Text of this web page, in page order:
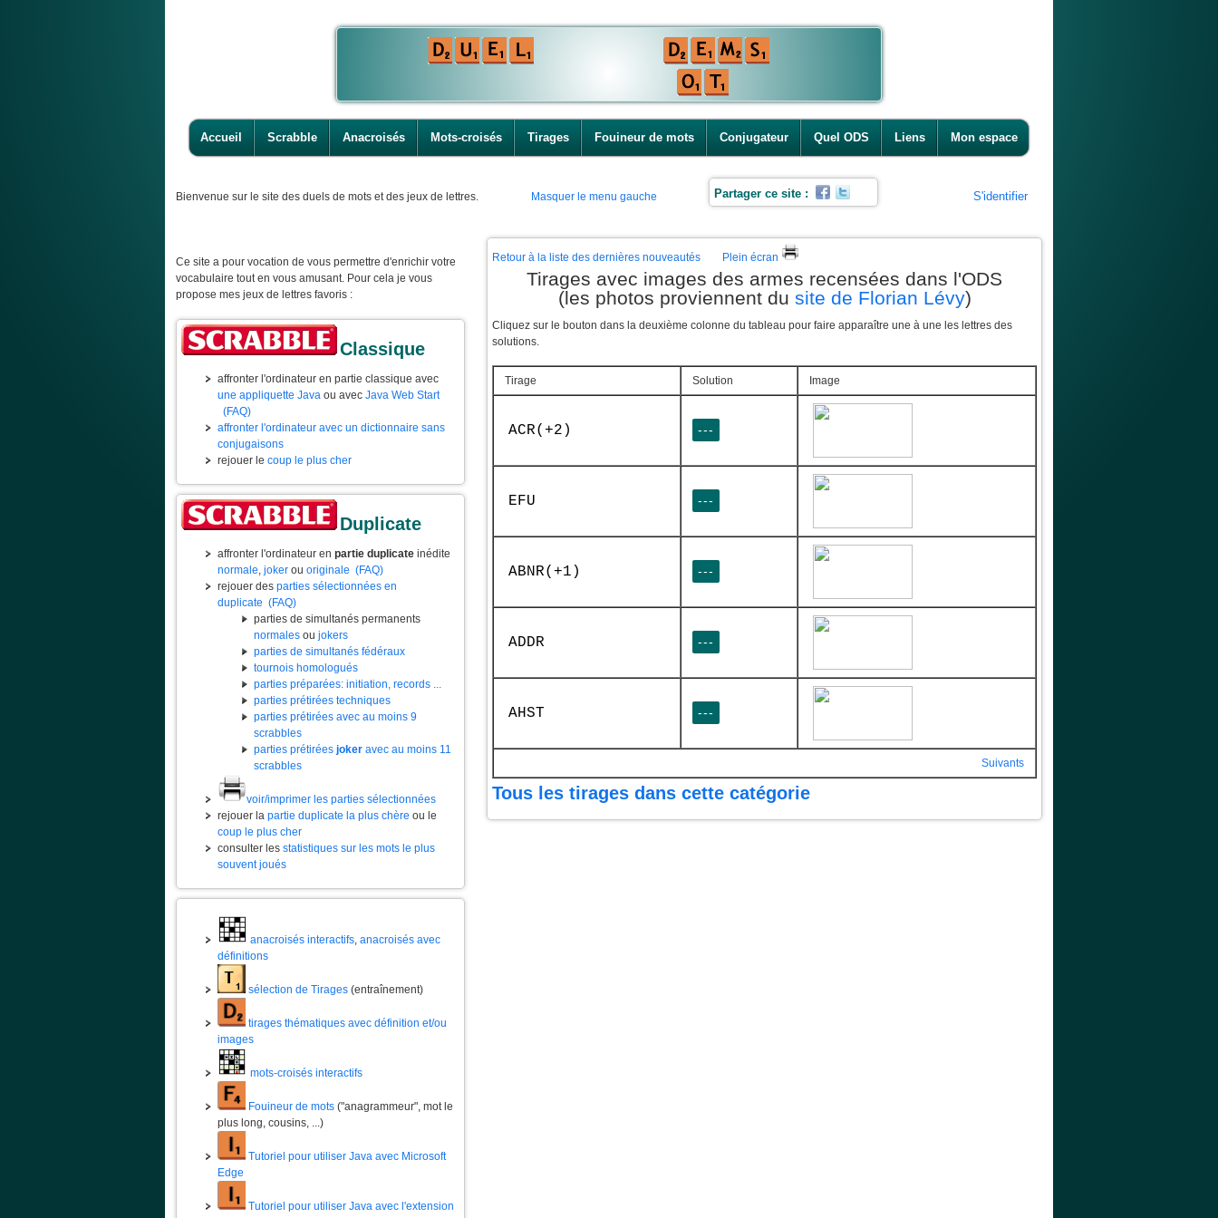
Accueil Scrabble Anacroisés Mots-croisés Tirages Fouineur de mots Conjugateur Quel ODS Liens Mon espace
Bienvenue sur le site des duels de mots et des jeux de lettres. Masquer le menu gauche Partager ce site : S'identifier
Ce site a pour vocation de vous permettre d'enrichir votre
vocabulaire tout en vous amusant. Pour cela je vous
propose mes jeux de lettres favoris :
Classique
affronter l'ordinateur en partie classique avec
une appliquette Java ou avec Java Web Start
(FAQ)
affronter l'ordinateur avec un dictionnaire sans
conjugaisons
rejouer le coup le plus cher
Duplicate
affronter l'ordinateur en partie duplicate inédite
normale, joker ou originale (FAQ)
rejouer des parties sélectionnées en
duplicate (FAQ)
parties de simultanés permanents
normales ou jokers
parties de simultanés fédéraux
tournois homologués
parties préparées: initiation, records ...
parties prétirées techniques
parties prétirées avec au moins 9
scrabbles
parties prétirées joker avec au moins 11
scrabbles
voir/imprimer les parties sélectionnées
rejouer la partie duplicate la plus chère ou le
coup le plus cher
consulter les statistiques sur les mots le plus
souvent joués
anacroisés interactifs, anacroisés avec
définitions
sélection de Tirages (entraînement)
tirages thématiques avec définition et/ou
images
mots-croisés interactifs
Fouineur de mots ("anagrammeur", mot le
plus long, cousins, ...)
Tutoriel pour utiliser Java avec Microsoft
Edge
Tutoriel pour utiliser Java avec l'extension
Retour à la liste des dernières nouveautés Plein écran
Tirages avec images des armes recensées dans l'ODS
(les photos proviennent du site de Florian Lévy)
Cliquez sur le bouton dans la deuxième colonne du tableau pour faire apparaître une à une les lettres des
solutions.
Tirage Solution Image
ACR(+2) ---
EFU ---
ABNR(+1) ---
ADDR ---
AHST ---
Suivants
Tous les tirages dans cette catégorie